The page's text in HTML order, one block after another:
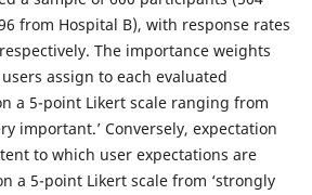
from Hospital B), with response rates
The importance weights
assign to each evaluated
a 5-point Likert scale ranging from
important.’ Conversely, expectation
to which user expectations are
a 5-point Likert scale from ‘strongly